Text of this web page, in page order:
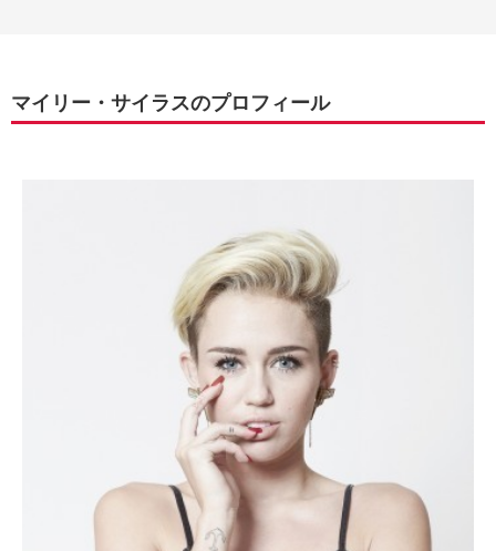
マイリー・サイラスのプロフィール